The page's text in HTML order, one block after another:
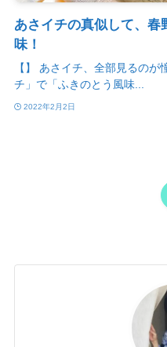
あさイチの真似して、春
味！
【】 あさイチ、全部見るの
チ」で「ふきのとう風味...
2022年2月2日